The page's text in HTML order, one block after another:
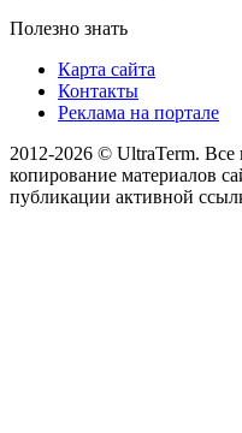
Полезно знать
Карта сайта
Контакты
Реклама на портале
2012-2026 © UltraTerm.
копирование материалов
публикации активной